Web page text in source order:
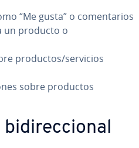
“Me gusta” o co­me­n­ta­rios
un producto o
productos/servicios
sobre productos
bi­di­re­c­cio­nal